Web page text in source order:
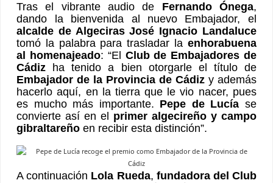
Tras el vibrante audio de Fernando Ónega,
dando la bienvenida al nuevo Embajador, el
alcalde de Algeciras José Ignacio Landaluce
tomó la palabra para trasladar la enhorabuena
al homenajeado: “El Club de Embajadores de
Cádiz ha tenido a bien otorgarle el título de
Embajador de la Provincia de Cádizy además
hacerlo aquí, en la tierra que le vio nacer, pues
es mucho más importante. Pepe de Lucía se
convierte así en el primer algecireño y campo
gibraltareño en recibir esta distinción”.
A continuación Lola Rueda, fundadora del Club